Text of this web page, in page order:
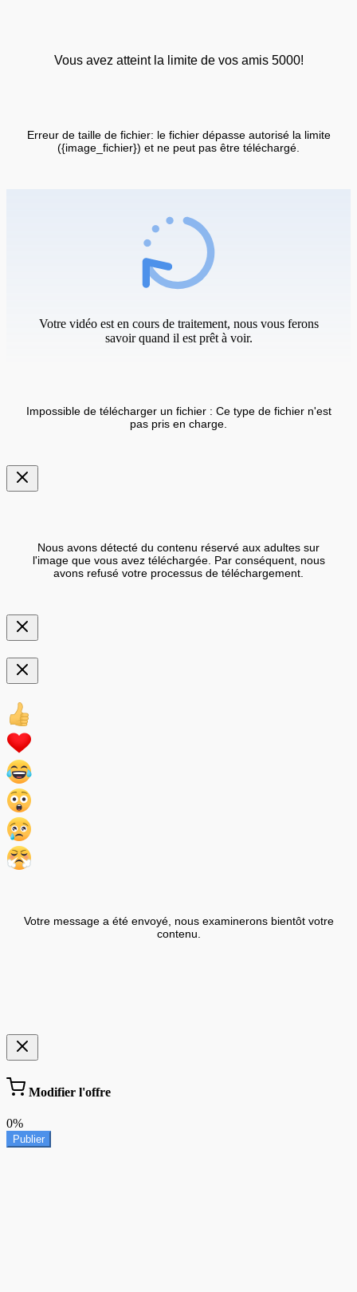
Vous avez atteint la limite de vos amis 5000!
Erreur de taille de fichier: le fichier dépasse autorisé la limite
({image_fichier}) et ne peut pas être téléchargé.
Votre vidéo est en cours de traitement, nous vous ferons
savoir quand il est prêt à voir.
Impossible de télécharger un fichier : Ce type de fichier n'est
pas pris en charge.
Nous avons détecté du contenu réservé aux adultes sur
l'image que vous avez téléchargée. Par conséquent, nous
avons refusé votre processus de téléchargement.
Votre message a été envoyé, nous examinerons bientôt votre
contenu.
Modifier l'offre
0%
Publier